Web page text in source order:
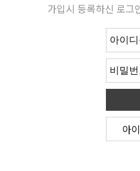
가입시 등록하신 로그
아